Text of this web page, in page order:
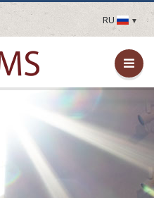
RU
LV
EN
DE
FR
EE
FI